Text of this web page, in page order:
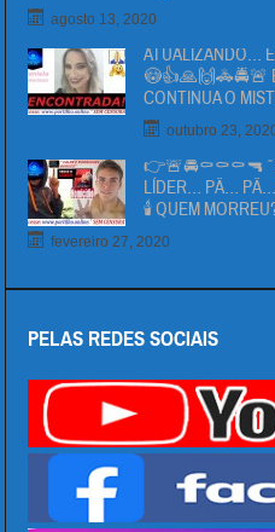
agosto 13, 2020
ATUALIZANDO…
😳👍🙏🙌🚓🚔🚨
CONTINUA O
outubro 23,
👉🚨🚔⚰⚰⚰🔫 ”
LÍDER… PÄ…
🕯 QUEM
fevereiro 27, 2020
PELAS REDES SOCIAIS